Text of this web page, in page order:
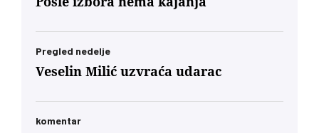
Pregled nedelje
Veselin Milić uzvraća udarac
komentar